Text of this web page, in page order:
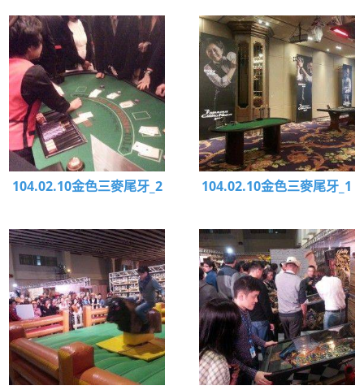
104.02.10金色三麥尾牙_2 104.02.10金色三麥尾牙_1